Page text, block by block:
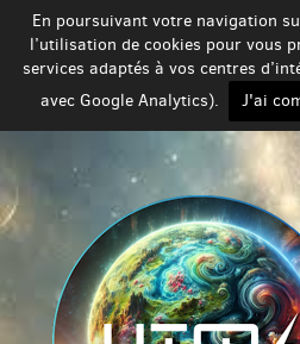
En poursuivant votre navigation
l’utilisation de cookies pour vous
services adaptés à vos centres
avec Google Analytics).
J'ai